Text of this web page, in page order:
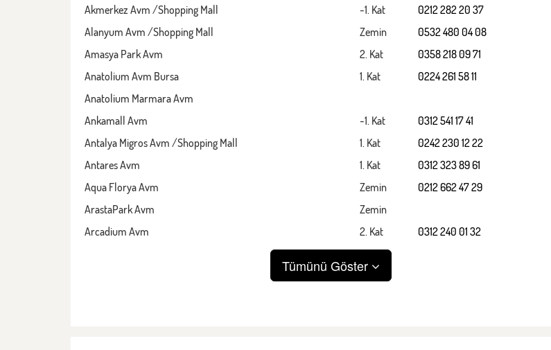
Akmerkez Avm /Shopping Mall
-1. Kat
0212 282 20 37
Alanyum Avm /Shopping Mall
Zemin
0532 480 04 08
Amasya Park Avm
2. Kat
0358 218 09 71
Anatolium Avm Bursa
1. Kat
0224 261 58 11
Anatolium Marmara Avm
Ankamall Avm
-1. Kat
0312 541 17 41
Antalya Migros Avm /Shopping Mall
1. Kat
0242 230 12 22
Antares Avm
1. Kat
0312 323 89 61
Aqua Florya Avm
Zemin
0212 662 47 29
ArastaPark Avm
Zemin
Arcadium Avm
2. Kat 0312 240 01 32
Tümünü Göster